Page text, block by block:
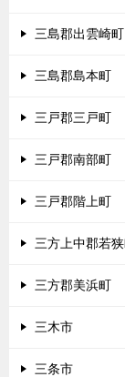
三島郡出雲崎町
三島郡島本町
三戸郡三戸町
三戸郡南部町
三戸郡階上町
三方上中郡若
三方郡美浜町
三木市
三条市